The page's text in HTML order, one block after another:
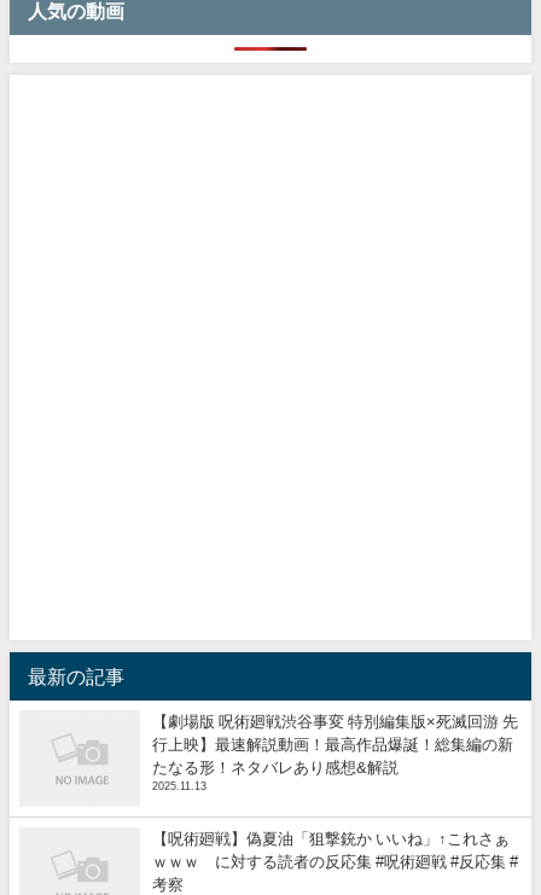
人気の動画
最新の記事
【劇場版 呪術廻戦渋谷事変 特別編集版×死滅回游 先
行上映】最速解説動画！最高作品爆誕！総集編の新
たなる形！ネタバレあり感想&解説
2025.11.13
【呪術廻戦】偽夏油「狙撃銃か いいね」↑これさぁ
ｗｗｗ に対する読者の反応集 #呪術廻戦 #反応集 #
考察